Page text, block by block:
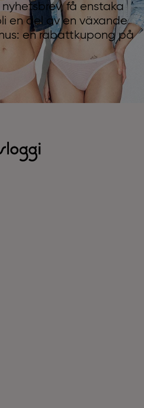
få enstaka
en del av en växande
en rabattkupong på